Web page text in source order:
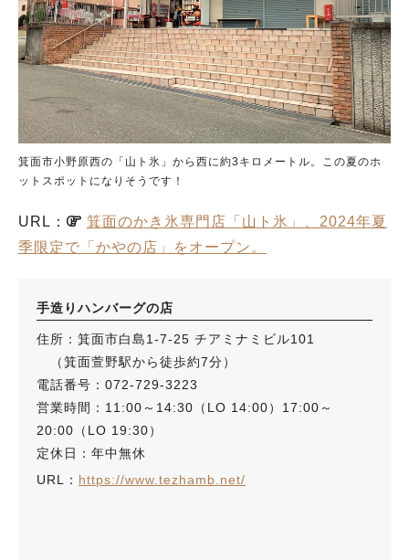
箕面市小野原西の「山ト氷」から西に約3キロメートル。この夏のホ
ットスポットになりそうです！
URL：
箕面のかき氷専門店「山ト氷」、2024年夏
季限定で「かやの店」をオープン。
手造りハンバーグの店
住所：箕面市白島1-7-25 チアミナミビル101
（箕面萱野駅から徒歩約7分）
電話番号：072-729-3223
営業時間：11:00～14:30（LO 14:00）17:00～
20:00（LO 19:30）
定休日：年中無休
URL： https://www.tezhamb.net/